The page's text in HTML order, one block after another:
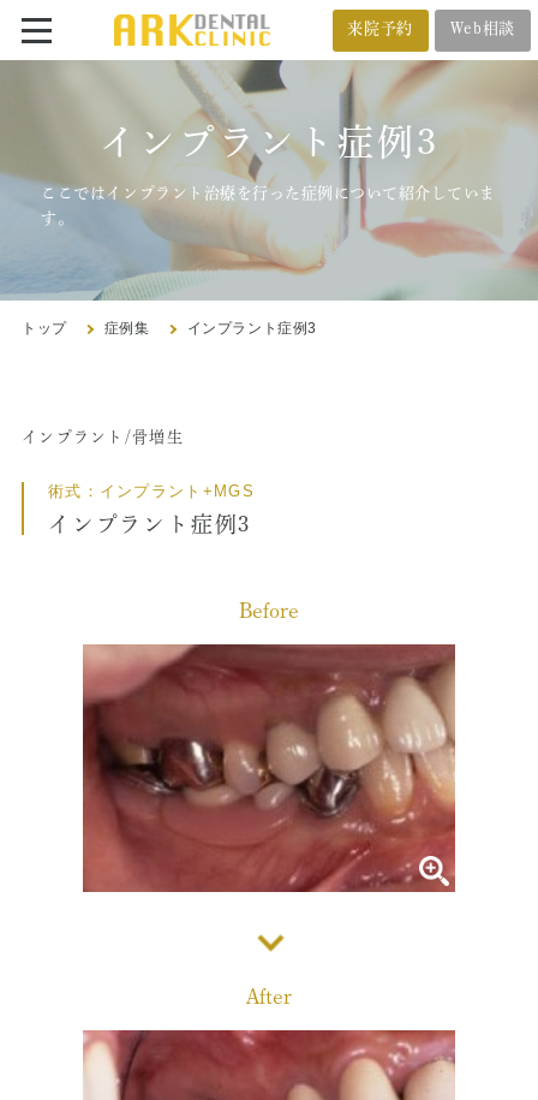
番町オフィス
BANCHO OFFICE
03-5212-4618
トップ
クリニック紹介
コンセプト
番町オフィス
医院紹介
アクセス
審美治療/ホワイトニング
新しい審美歯科
ホワイトニング
症例集
インプラント/骨増生
治療の流れ、当院でのポイント
よくある質問
スタッフ紹介
こんな症状が出たら
症例集
来院予約 Web相談
オンライン相談
インプラント症例3
ここではインプラント治療を行った症例について紹介していま
す。
トップ 症例集 インプラント症例3
インプラント/骨増生
術式：インプラント+MGS
インプラント症例3
Before
After